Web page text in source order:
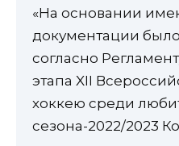
«На основании
документации было
согласно
этапа XII
хоккею среди
сезона-2022/2023